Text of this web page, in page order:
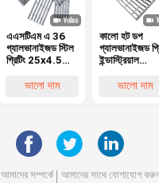
এএসটিএম এ 36
গ্যালভানাইজড স্টিল
গ্রিটিং 25x4.5
20 মিমি বিয়ারিং বার
ভালো দাম
কালো হট ডপ
গ্যালভানাইজড
ইন্ডাস্ট্রিয়াল
গ্যালভানাইজড
ভালো দাম
আমাদের সম্পর্কে আমাদের সাথে যোগাযোগ